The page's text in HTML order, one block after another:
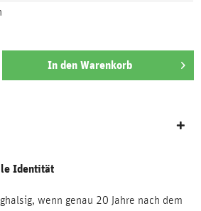
In den Warenkorb
Identität
wenn genau 20 Jahre nach dem